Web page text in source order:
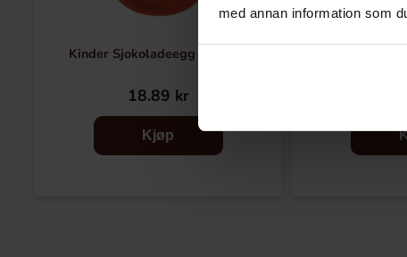
med annan information som
Kinder Sjokoladeegg 1-p 20g
18.89 kr
Kjøp
Hello Kitty